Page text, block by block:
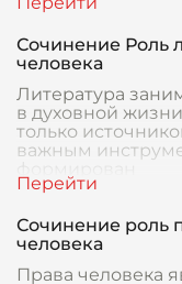
Сочинение Роль
человека
Литература
в духовной
только
важным
Сочинение роль
человека
Права человека